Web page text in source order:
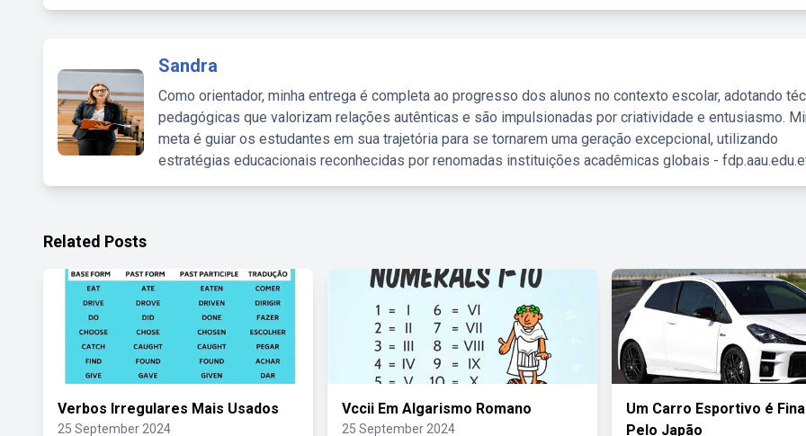
Sandra
Como orientador, minha entrega é completa ao progresso dos alunos no contexto escolar, adotando
pedagógicas que valorizam relações autênticas e são impulsionadas por criatividade e entusiasmo.
meta é guiar os estudantes em sua trajetória para se tornarem uma geração excepcional, utilizando
estratégias educacionais reconhecidas por renomadas instituições acadêmicas globais -
Related Posts
Verbos Irregulares Mais Usados
25 September 2024
Vccii Em Algarismo Romano
25 September 2024
Um Carro Esportivo é
Pelo Japão